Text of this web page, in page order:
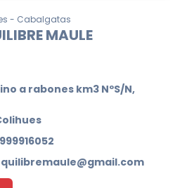
- Cabalgatas
MAULE
a rabones km3 NºS/N,